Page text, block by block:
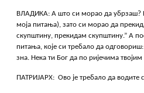
ВЛАДИКА: А што си морао да убрзаш?
моја питања), зато си морао да
скупштину, прекидам скупштину.” А
питања, које си требало да
зна. Нека ти Бог да по ријечима
ПАТРИЈАРХ: Ово је требало да водите